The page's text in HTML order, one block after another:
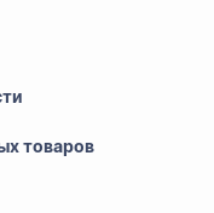
товаров